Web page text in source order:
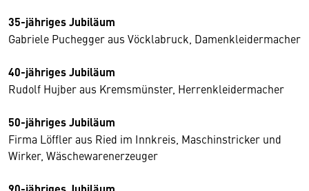
35-jähriges Jubiläum
Gabriele Puchegger aus Vöcklabruck, Damenkleidermacher
40-jähriges Jubiläum
Rudolf Hujber aus Kremsmünster, Herrenkleidermacher
50-jähriges Jubiläum
Firma Löffler aus Ried im Innkreis, Maschinstricker und
Wirker, Wäschewarenerzeuger